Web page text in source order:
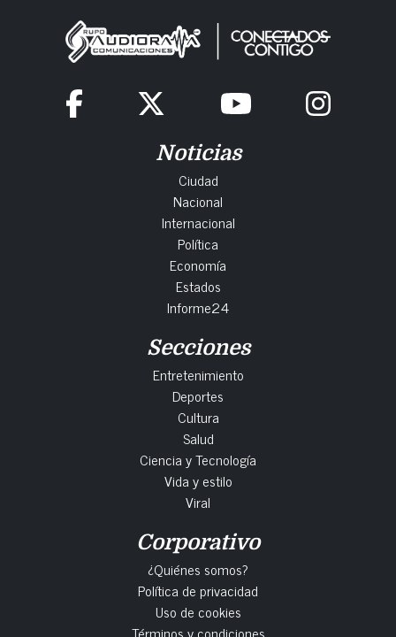
Noticias
Ciudad
Nacional
Internacional
Política
Economía
Estados
Informe24
Secciones
Entretenimiento
Deportes
Cultura
Salud
Ciencia y Tecnología
Vida y estilo
Viral
Corporativo
¿Quiénes somos?
Política de privacidad
Uso de cookies